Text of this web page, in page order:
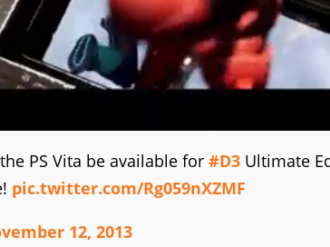
PS Vita be available for #D3 Ultimate
pic.twitter.com/Rg059nXZMF
12, 2013